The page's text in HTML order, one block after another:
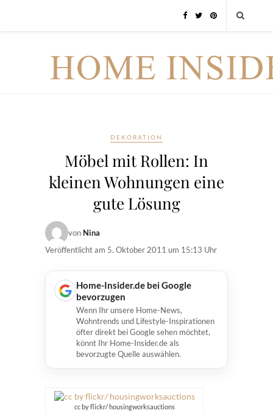
DEKORATION
Möbel mit Rollen: In
kleinen Wohnungen eine
gute Lösung
von Nina
Veröffentlicht am 5. Oktober 2011 um 15:13 Uhr
Home-Insider.de bei Google
bevorzugen
Wenn Ihr unsere Home-News,
Wohntrends und Lifestyle-Inspirationen
öfter direkt bei Google sehen möchtet,
könnt Ihr Home-Insider.de als
bevorzugte Quelle auswählen.
cc by flickr/ housingworksauctions